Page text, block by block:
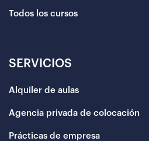
Todos los cursos
SERVICIOS
Alquiler de aulas
Agencia privada de colocación
Prácticas de empresa